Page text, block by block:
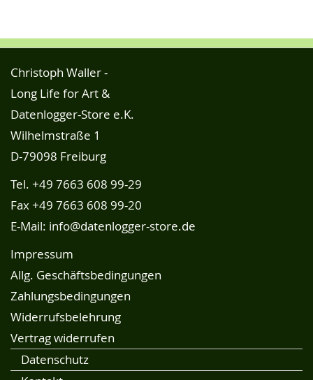
Christoph Waller -
Long Life for Art &
Datenlogger-Store e.K.
Wilhelmstraße 1
D-79098 Freiburg
Tel. +49 7663 608 99-29
Fax +49 7663 608 99-20
E-Mail: info@datenlogger-store.de
Impressum
Allg. Geschäftsbedingungen
Zahlungsbedingungen
Widerrufsbelehrung
Vertrag widerrufen
Datenschutz